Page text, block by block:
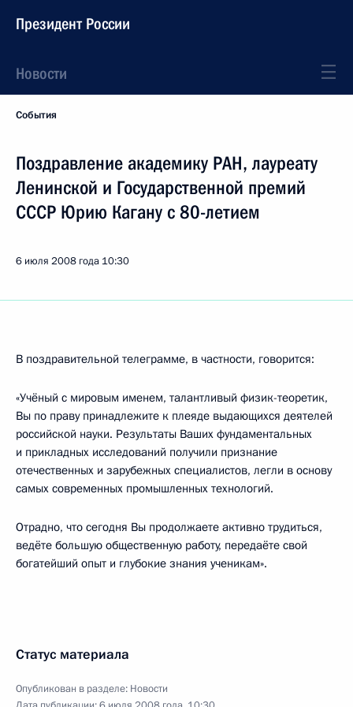
Президент России
Новости
События
Поздравление академику РАН, лауреату
Ленинской и Государственной премий
СССР Юрию Кагану с 80-летием
6 июля 2008 года 10:30
В поздравительной телеграмме, в частности, говорится:
«Учёный с мировым именем, талантливый физик-теоретик,
Вы по праву принадлежите к плеяде выдающихся деятелей
российской науки. Результаты Ваших фундаментальных
и прикладных исследований получили признание
отечественных и зарубежных специалистов, легли в основу
самых современных промышленных технологий.
Отрадно, что сегодня Вы продолжаете активно трудиться,
ведёте большую общественную работу, передаёте свой
богатейший опыт и глубокие знания ученикам».
Статус материала
Опубликован в разделе: Новости